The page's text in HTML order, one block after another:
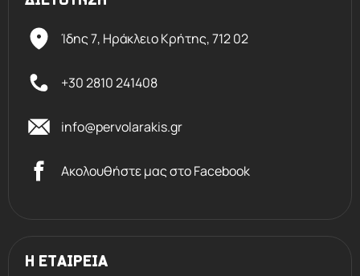
Ίδης 7, Ηράκλειο Kρήτης,712 02
+30 2810 241408
info@pervolarakis.gr
Ακολουθήστε μας στο Facebook
Η ΕΤΑΙΡΕΙΑ